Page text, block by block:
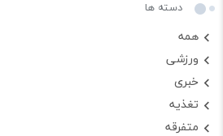
دسته ها
همه
ورزشی
خبری
تغذیه
متفرقه